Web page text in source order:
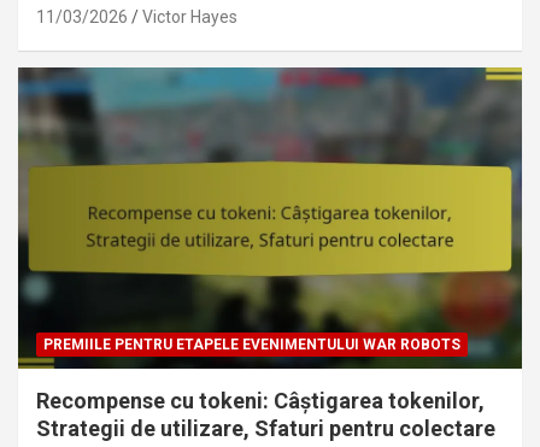
11/03/2026 Victor Hayes
PREMIILE PENTRU ETAPELE EVENIMENTULUI WAR ROBOTS
Recompense cu tokeni: Câștigarea tokenilor,
Strategii de utilizare, Sfaturi pentru colectare